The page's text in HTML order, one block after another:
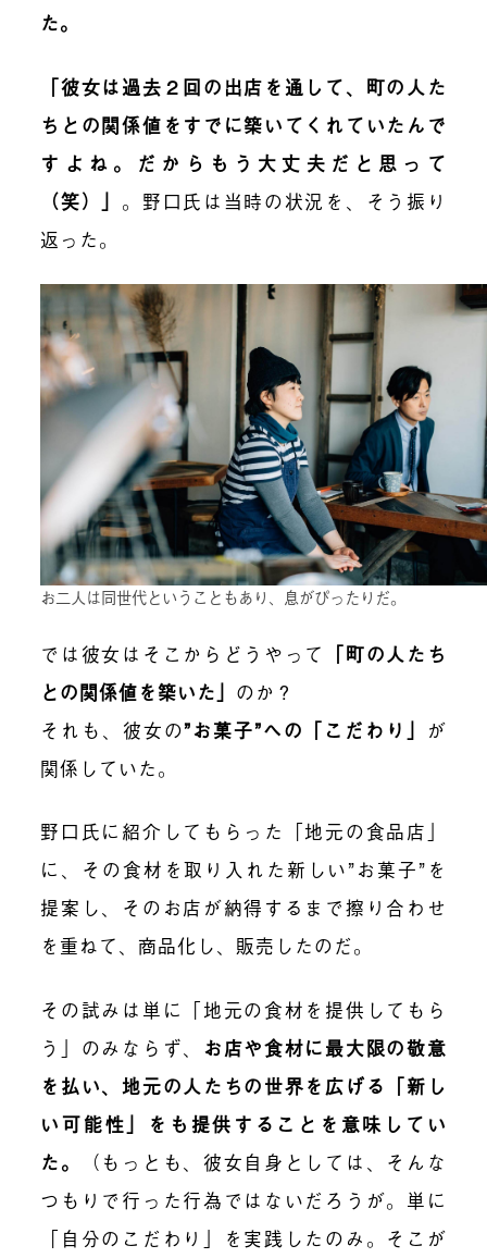
た。
「彼女は過去２回の出店を通して、町の人た
ちとの関係値をすでに築いてくれていたんで
すよね。だからもう大丈夫だと思って
（笑）」 。野口氏は当時の状況を、そう振り
返った。
お二人は同世代ということもあり、息がぴったりだ。
では彼女はそこからどうやって 「町の人たち
との関係値を築いた」 のか？
それも、彼女の”お菓子”への「こだわり」 が
関係していた。
野口氏に紹介してもらった「地元の食品店」
に、その食材を取り入れた新しい”お菓子”を
提案し、そのお店が納得するまで擦り合わせ
を重ねて、商品化し、販売したのだ。
その試みは単に「地元の食材を提供してもら
う」のみならず、 お店や食材に最大限の敬意
を払い、地元の人たちの世界を広げる「新し
い可能性」をも提供することを意味してい
た。
（もっとも、彼女自身としては、そんな
つもりで行った行為ではないだろうが。単に
「自分のこだわり」を実践したのみ。そこが